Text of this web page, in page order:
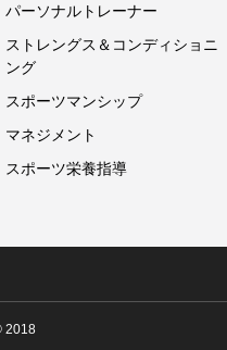
パーソナルトレーナー
ストレングス＆コンディショニ
ング
スポーツマンシップ
マネジメント
スポーツ栄養指導
2018